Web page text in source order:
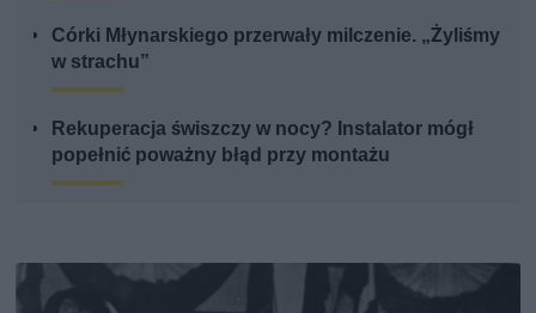
Córki Młynarskiego przerwały milczenie. „Żyliśmy
w strachu”
Rekuperacja świszczy w nocy? Instalator mógł
popełnić poważny błąd przy montażu